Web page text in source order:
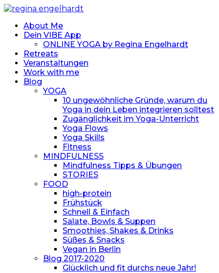
About Me
Dein VIBE App
ONLINE YOGA by Regina Engelhardt
Retreats
Veranstaltungen
Work with me
Blog
YOGA
10 ungewöhnliche Gründe, warum du
Yoga in dein Leben integrieren solltest
Zugänglichkeit im Yoga-Unterricht
Yoga Flows
Yoga Skills
Fitness
MINDFULNESS
Mindfulness Tipps & Übungen
STORIES
FOOD
high-protein
Frühstück
Schnell & Einfach
Salate, Bowls & Suppen
Smoothies, Shakes & Drinks
Süßes & Snacks
Vegan in Berlin
Blog 2017-2020
Glücklich und fit durchs neue Jahr!